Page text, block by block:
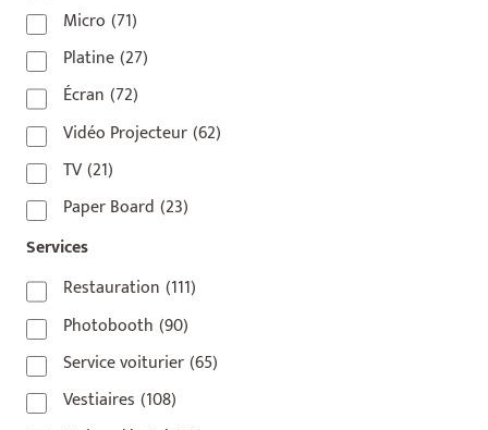
75008 (17)
75009(5)
75010 (9)
75011 (17)
75012(8)
75013(2)
75014
75015 (3)
75016(14)
75017(2)
75018(7)
Micro (71)
Platine(27)
Écran (72)
Vidéo Projecteur(62)
TV(21)
Paper Board (23)
Services
Restauration (111)
Photobooth (90)
Service voiturier(65)
Vestiaires (108)